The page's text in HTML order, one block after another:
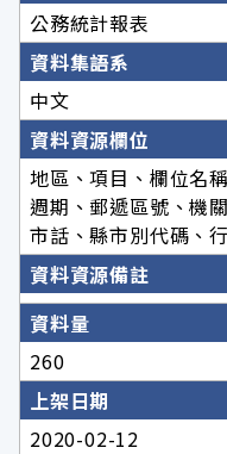
公務統計報表
資料集語系
中文
資料資源欄位
地區、項目、欄位名
週期、郵遞區號、機
市話、縣市別代碼、
資料資源備註
資料量
260
上架日期
2020-02-12